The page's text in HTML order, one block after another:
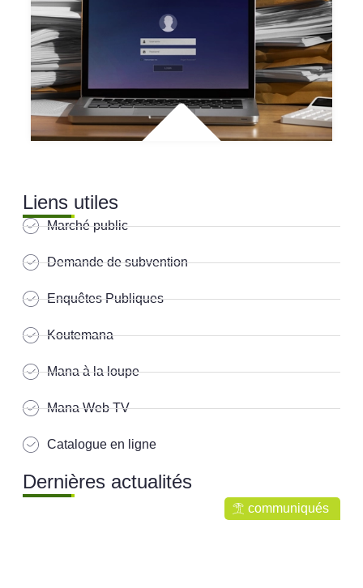
Liens utiles
Marché public
Demande de subvention
Enquêtes Publiques
Koutemana
Mana à la loupe
Mana Web TV
Catalogue en ligne
Dernières actualités
communiqués